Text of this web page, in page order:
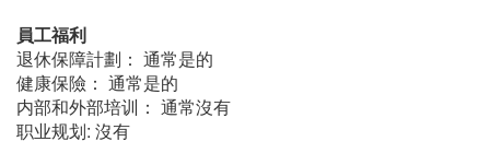
員工福利
退休保障計劃： 通常是的
健康保險： 通常是的
内部和外部培训： 通常沒有
职业规划: 沒有